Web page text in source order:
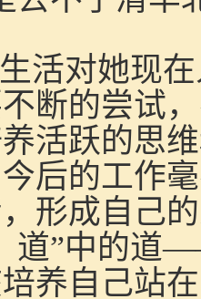
活对她现
断的尝试
活跃的思
后的工作
形成自己
道”中的道
养自己站